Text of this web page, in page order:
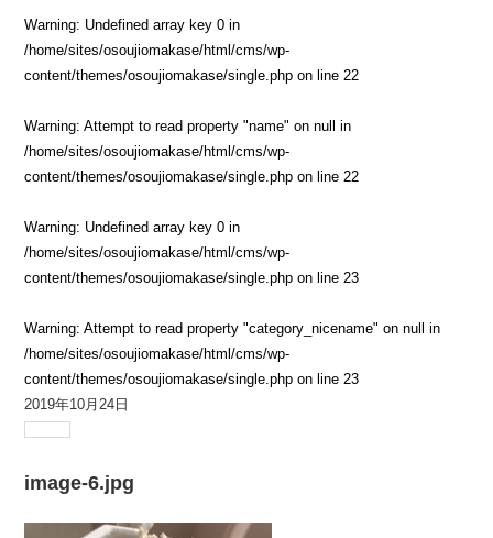
Warning: Undefined array key 0 in
/home/sites/osoujiomakase/html/cms/wp-
content/themes/osoujiomakase/single.php on line 22
Warning: Attempt to read property "name" on null in
/home/sites/osoujiomakase/html/cms/wp-
content/themes/osoujiomakase/single.php on line 22
Warning: Undefined array key 0 in
/home/sites/osoujiomakase/html/cms/wp-
content/themes/osoujiomakase/single.php on line 23
Warning: Attempt to read property "category_nicename" on null in
/home/sites/osoujiomakase/html/cms/wp-
content/themes/osoujiomakase/single.php on line 23
2019年10月24日
image-6.jpg